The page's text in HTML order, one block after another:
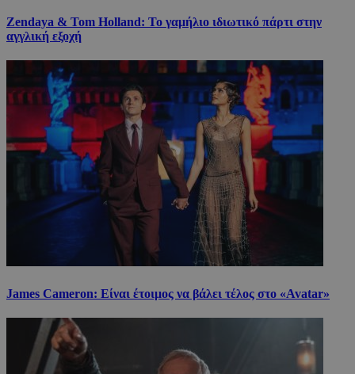
Zendaya & Tom Holland: Το γαμήλιο ιδιωτικό πάρτι στην
αγγλική εξοχή
James Cameron: Είναι έτοιμος να βάλει τέλος στο «Avatar»